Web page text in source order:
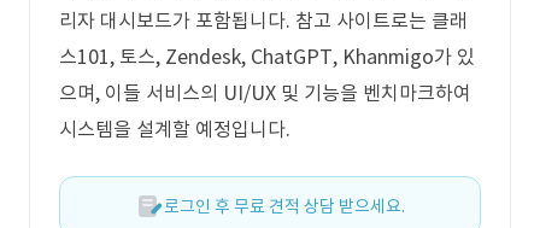
리자 대시보드가 포함됩니다. 참고 사이트로는 클래
스101, 토스, Zendesk, ChatGPT, Khanmigo가 있
으며, 이들 서비스의 UI/UX 및 기능을 벤치마크하여
시스템을 설계할 예정입니다.
로그인 후 무료 견적 상담 받으세요.